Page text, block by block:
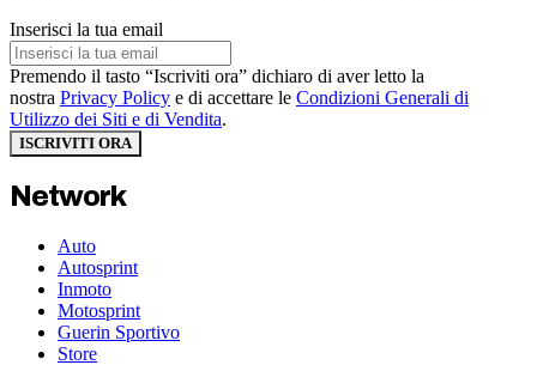
Inserisci la tua email
Premendo il tasto “Iscriviti ora” dichiaro di aver letto la
nostra Privacy Policy e di accettare le Condizioni Generali di
Utilizzo dei Siti e di Vendita.
ISCRIVITI ORA
Network
Auto
Autosprint
Inmoto
Motosprint
Guerin Sportivo
Store